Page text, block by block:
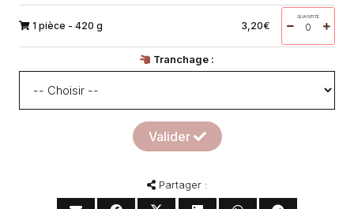
1 pièce - 420 g 3,20€
QUANTITÉ
Tranchage :
Valider
Partager :